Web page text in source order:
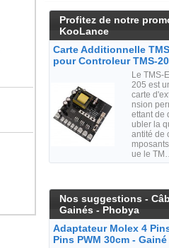
Profitez de notre
KooLance
Carte Additionnelle
pour Controleur TMS-
Le TMS-
205 est
carte
nsion
ettant de
ubler la
antité de
ue le
Nos suggestions -
Gainés - Phobya
Adaptateur Molex 4
Pins PWM 30cm -